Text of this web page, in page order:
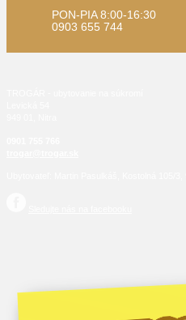
PON-PIA 8:00-16:30
0903 655 744